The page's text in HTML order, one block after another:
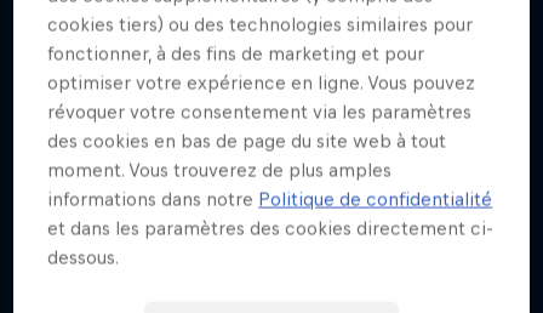
cookies tiers) ou des technologies similaires pour
fonctionner, à des fins de marketing et pour
optimiser votre expérience en ligne. Vous pouvez
révoquer votre consentement via les paramètres
des cookies en bas de page du site web à tout
moment. Vous trouverez de plus amples
informations dans notre Politique de confidentialité
et dans les paramètres des cookies directement ci-
dessous.